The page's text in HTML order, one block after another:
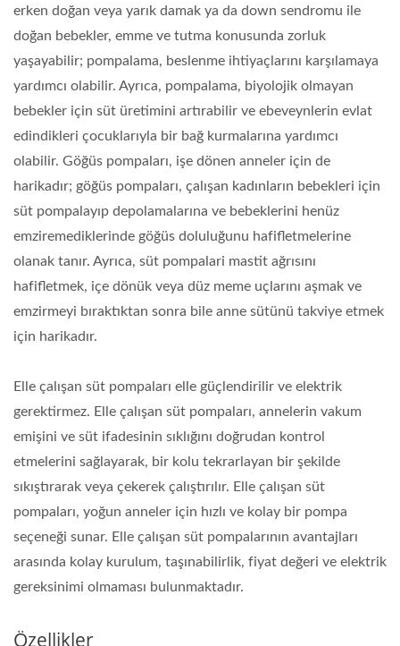
erken doğan veya yarık damak ya da down sendromu ile
doğan bebekler, emme ve tutma konusunda zorluk
yaşayabilir; pompalama, beslenme ihtiyaçlarını karşılamaya
yardımcı olabilir. Ayrıca, pompalama, biyolojik olmayan
bebekler için süt üretimini artırabilir ve ebeveynlerin evlat
edindikleri çocuklarıyla bir bağ kurmalarına yardımcı
olabilir. Göğüs pompaları, işe dönen anneler için de
harikadır; göğüs pompaları, çalışan kadınların bebekleri için
süt pompalayıp depolamalarına ve bebeklerini henüz
emziremediklerinde göğüs doluluğunu hafifletmelerine
olanak tanır. Ayrıca, süt pompalari mastit ağrısını
hafifletmek, içe dönük veya düz meme uçlarını aşmak ve
emzirmeyi bıraktıktan sonra bile anne sütünü takviye etmek
için harikadır.
Elle çalışan süt pompaları elle güçlendirilir ve elektrik
gerektirmez. Elle çalışan süt pompaları, annelerin vakum
emişini ve süt ifadesinin sıklığını doğrudan kontrol
etmelerini sağlayarak, bir kolu tekrarlayan bir şekilde
sıkıştırarak veya çekerek çalıştırılır. Elle çalışan süt
pompaları, yoğun anneler için hızlı ve kolay bir pompa
seçeneği sunar. Elle çalışan süt pompalarının avantajları
arasında kolay kurulum, taşınabilirlik, fiyat değeri ve elektrik
gereksinimi olmaması bulunmaktadır.
Özellikler